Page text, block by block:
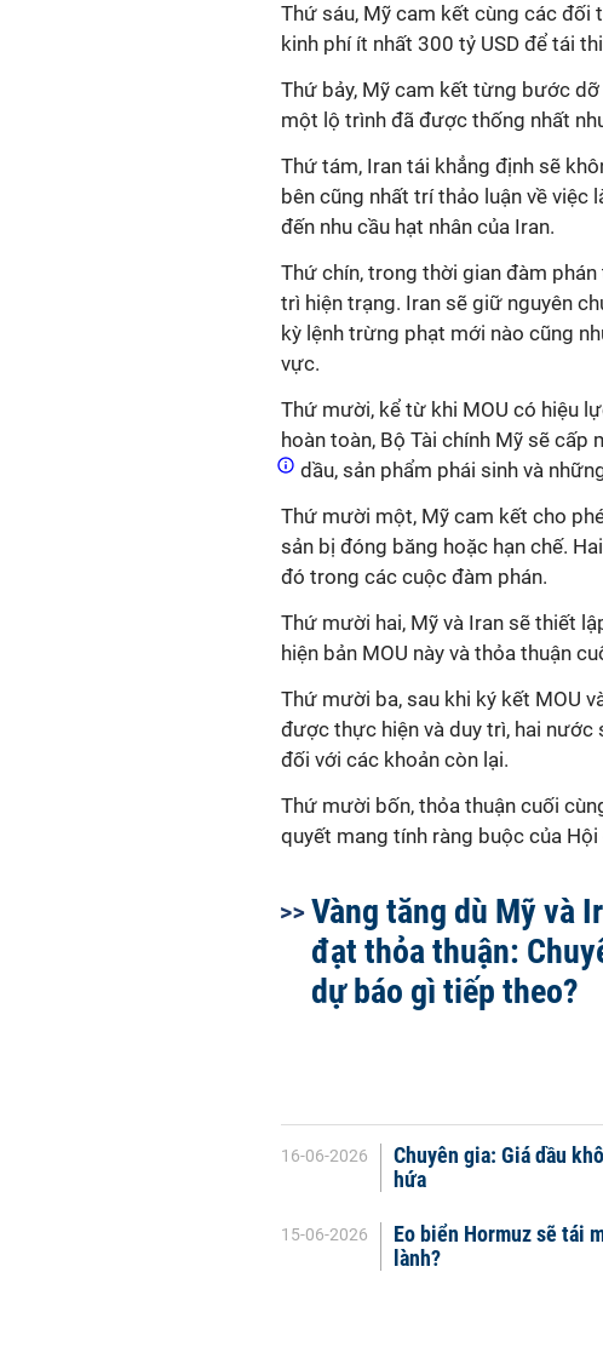
Thứ sáu, Mỹ cam kết cùng các đối
kinh phí ít nhất 300 tỷ USD để tái
Thứ bảy, Mỹ cam kết từng bước dỡ
một lộ trình đã được thống nhất
Thứ tám, Iran tái khẳng định sẽ
bên cũng nhất trí thảo luận về việc
đến nhu cầu hạt nhân của Iran.
Thứ chín, trong thời gian đàm phán
trì hiện trạng. Iran sẽ giữ nguyên
kỳ lệnh trừng phạt mới nào cũng
vực.
Thứ mười, kể từ khi MOU có hiệu
hoàn toàn, Bộ Tài chính Mỹ sẽ
dầu, sản phẩm phái sinh và
Thứ mười một, Mỹ cam kết cho
sản bị đóng băng hoặc hạn chế.
đó trong các cuộc đàm phán.
Thứ mười hai, Mỹ và Iran sẽ thiết
hiện bản MOU này và thỏa thuận
Thứ mười ba, sau khi ký kết MOU
được thực hiện và duy trì, hai nước
đối với các khoản còn lại.
Thứ mười bốn, thỏa thuận cuối
quyết mang tính ràng buộc của
Vàng tăng dù Mỹ và
đạt thỏa thuận:
dự báo gì tiếp theo?
16-06-2026
Chuyên gia: Giá dầu
hứa
15-06-2026
Eo biển Hormuz sẽ tái
lành?